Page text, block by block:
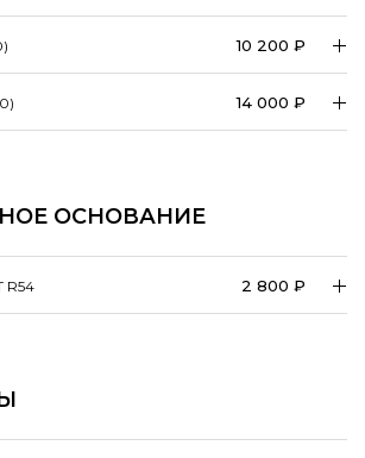
10 200 ₽
14 000 ₽
ОСНОВАНИЕ
R54 2 800 ₽